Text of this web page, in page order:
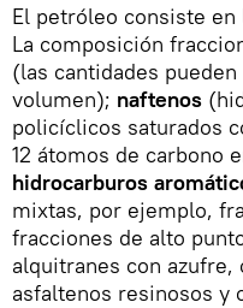
El petróleo consiste
La composición
(las cantidades
volumen); naftenos
policíclicos saturados
12 átomos de carbono
hidrocarburos
mixtas, por ejemplo,
fracciones de alto
alquitranes con
asfaltenos resinosos y